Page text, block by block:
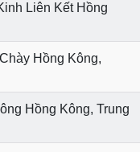
Liên Kết Hồng
Hồng Kông,
Hồng Kông, Trung